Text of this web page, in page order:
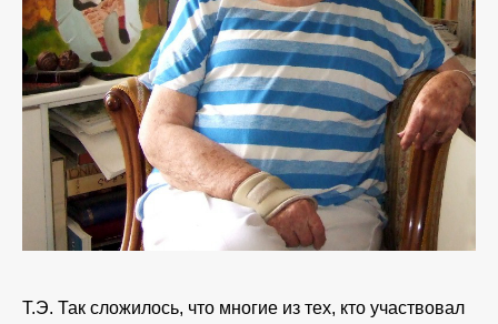
Т.Э. Так сложилось, что многие из тех, кто участвовал